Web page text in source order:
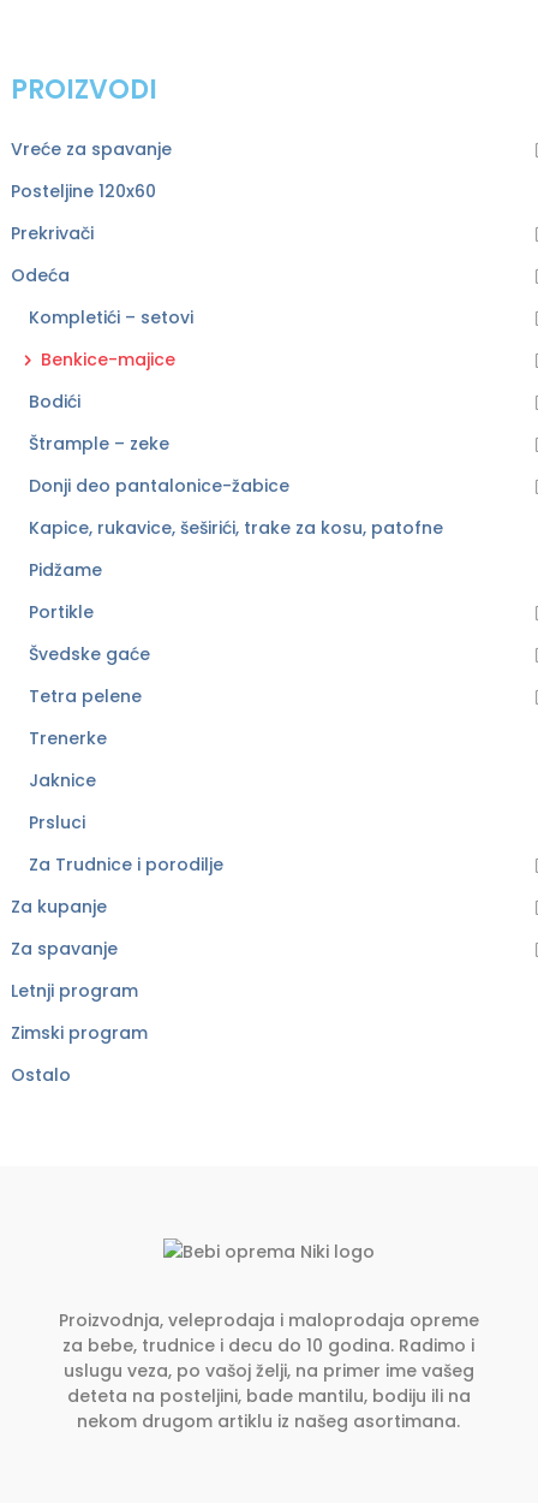
PROIZVODI
Vreće za spavanje
Posteljine 120x60
Prekrivači
Odeća
Kompletići – setovi
Benkice-majice
Bodići
Štrample – zeke
Donji deo pantalonice-žabice
Kapice, rukavice, šeširići, trake za kosu, patofne
Pidžame
Portikle
Švedske gaće
Tetra pelene
Trenerke
Jaknice
Prsluci
Za Trudnice i porodilje
Za kupanje
Za spavanje
Letnji program
Zimski program
Ostalo
Proizvodnja, veleprodaja i maloprodaja opreme
za bebe, trudnice i decu do 10 godina. Radimo i
uslugu veza, po vašoj želji, na primer ime vašeg
deteta na posteljini, bade mantilu, bodiju ili na
nekom drugom artiklu iz našeg asortimana.